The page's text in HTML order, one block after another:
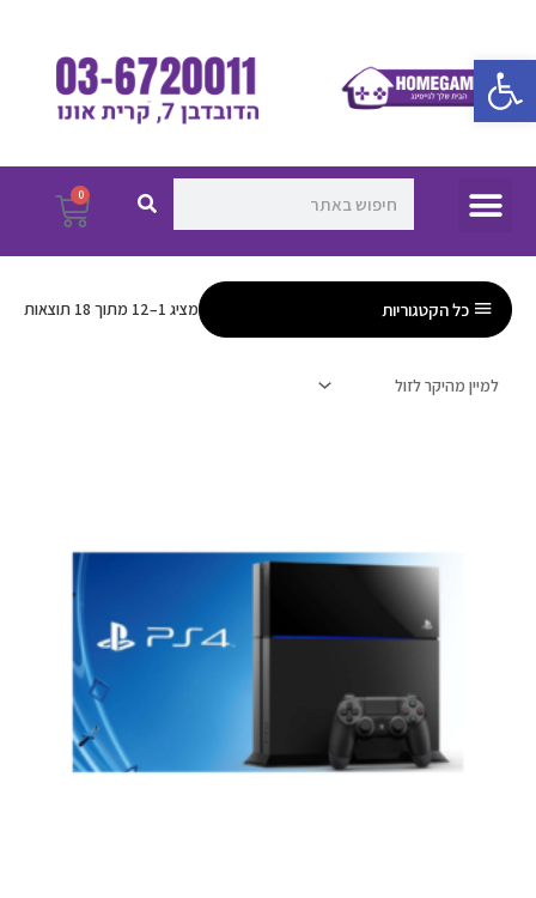
פתח סרגל נגישות
תפריט 0
כל הקטגוריות מציג 1–12 מתוך 18 תוצאות